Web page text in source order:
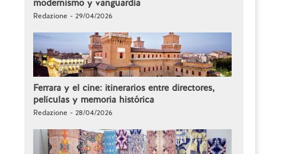
modernismo y vanguardia
Redazione - 29/04/2026
Ferrara y el cine: itinerarios entre directores,
películas y memoria histórica
Redazione - 28/04/2026